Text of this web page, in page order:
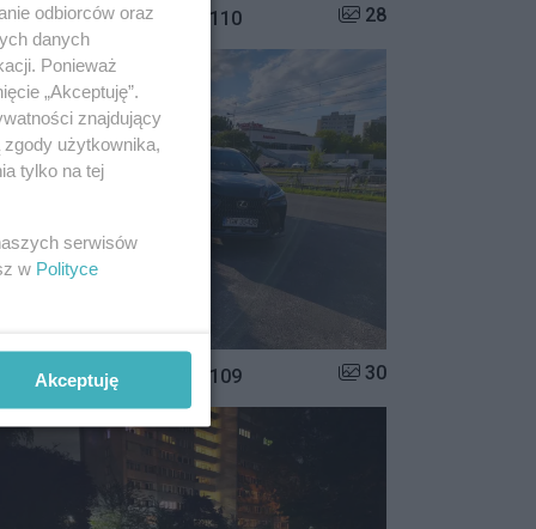
parkowania #110 Liczba zdjęć w galerii:
28
parkowania #109 Liczba zdjęć w galerii:
30
odbiorców oraz
danych
Ponieważ
„Akceptuję”.
znajdujący
użytkownika,
tylko na tej
serwisów
w Polityce
Akceptuję